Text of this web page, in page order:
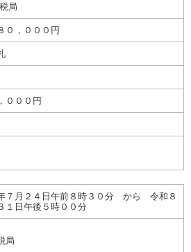
局
０，０００円
０００円
７月２４日午前８時３０分 から 令和８
１日午後５時００分
局